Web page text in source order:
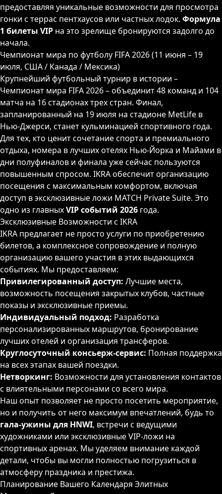
предоставляя уникальные возможности для просмотра
гонки с террас пентхаусов или частных лодок. Формула
1 билеты VIP на это зрелище бронируются задолго до
начала.
Чемпионат мира по футболу FIFA 2026 (11 июня – 19
июля, США / Канада / Мексика)
Крупнейший футбольный турнир в истории –
Чемпионат мира FIFA 2026 – объединит 48 команд и 104
матча на 16 стадионах трех стран. Финал,
запланированный на 19 июля на стадионе MetLife в
Нью-Джерси, станет кульминацией спортивного года.
Для тех, кто ценит сочетание спорта и премиального
отдыха, номера в лучших отелях Нью-Йорка и Майами в
дни полуфиналов и финала уже сейчас пользуются
повышенным спросом. IKRA обеспечит организацию
посещения с максимальным комфортом, включая
доступ в эксклюзивные ложи MATCH Private Suite. Это
одно из главныхVIP событий 2026 года.
Эксклюзивные Возможности с IKRA
IKRA предлагает не просто услуги по приобретению
билетов, а комплексное сопровождение и полную
организацию вашего участия в этих выдающихся
событиях. Мы предоставляем:
Привилегированный доступ: Лучшие места,
возможность посещения закрытых клубов, частные
показы и эксклюзивные приемы.
Индивидуальный подход: Разработка
персонализированных маршрутов, бронирование
лучших отелей и организация трансферов.
Круглосуточный консьерж-сервис: Полная поддержка
на всех этапах вашей поездки.
Нетворкинг: Возможности для установления контактов
с влиятельными персонами со всего мира.
Наш опыт позволяет не просто посетить мероприятие,
но и получить от него максимум впечатлений, будь то
гала-ужины для HNWI, встречи с ведущими
художниками или эксклюзивные VIP-ложи на
спортивных аренах. Мы уделяем внимание каждой
детали, чтобы вы могли полностью погрузиться в
атмосферу праздника и престижа.
Планирование Вашего Календаря Элитных